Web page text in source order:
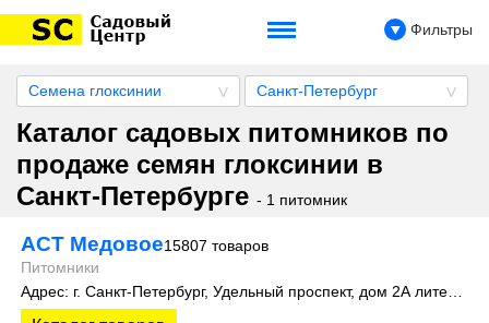
Фильтры
Семена глоксинии Санкт-Петербург
Каталог садовых питомников по
продаже семян глоксинии в
Санкт-Петербурге - 1 питомник
АСТ Медовое15807 товаров
Питомники